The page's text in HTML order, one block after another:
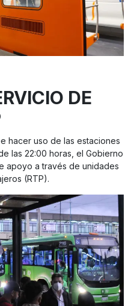
DE
hacer uso de las estaciones
las 22:00 horas, el Gobierno
apoyo a través de unidades
(RTP).